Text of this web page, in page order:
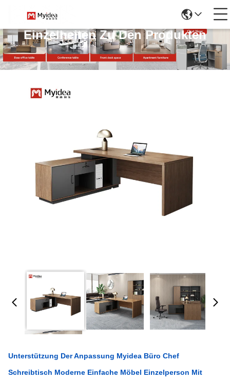
Einzelheiten Zu Den Produkten
Unterstützung Der Anpassung Myidea Büro Chef
Schreibtisch Moderne Einfache Möbel Einzelperson Mit